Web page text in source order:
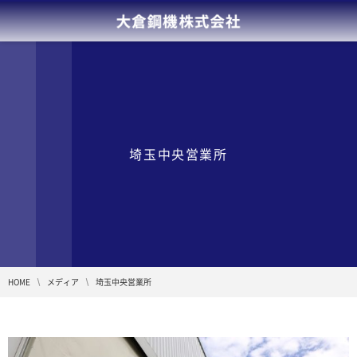
埼玉中央営業所
HOME メディア 埼玉中央営業所